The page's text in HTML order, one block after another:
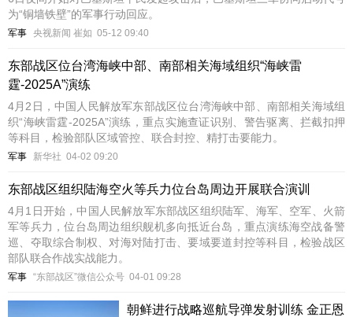
为“铜墙铁壁”的军事行动回应。
军事 央视新闻 崔如 05-12 09:40
东部战区位台湾海峡中部、南部相关海域组织“海峡雷
霆-2025A”演练
4月2日，中国人民解放军东部战区位台湾海峡中部、南部相关海域组
织“海峡雷霆-2025A”演练，重点实施查证识别、警告驱离、拦截扣押
等科目，检验部队区域管控、联合封控、精打击要能力。
军事 新华社 04-02 09:20
东部战区组织陆海空火等兵力位台岛周边开展联合演训
4月1日开始，中国人民解放军东部战区组织陆军、海军、空军、火箭
军等兵力，位台岛周边组织舰机多向抵近台岛，重点演练海空战备警
巡、夺取综合制权、对海对陆打击、要域要道封控等科目，检验战区
部队联合作战实战能力。
军事 “东部战区”微信公众号 04-01 09:28
朝鲜进行战略巡航导弹发射训练 金正恩